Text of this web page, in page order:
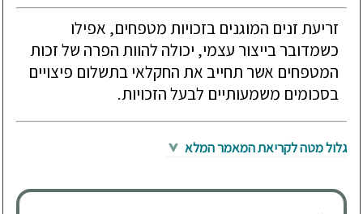
זריעת זנים המוגנים בזכויות מטפחים, אפילו
כשמדובר בייצור עצמי, יכולה להוות הפרה של זכות
המטפחים אשר תחייב את החקלאי בתשלום פיצויים
בסכומים משמעותיים לבעל הזכויות.
גלול מטה לקריאת המאמר המלא